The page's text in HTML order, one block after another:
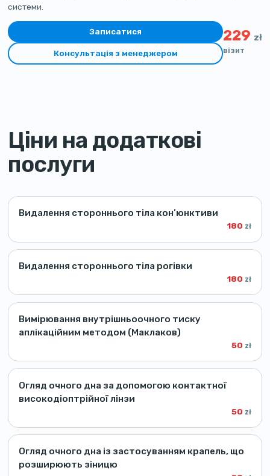
системи.
Записатися
Консультація з менеджером
229 zł
візит
Ціни на додаткові
послуги
Видалення стороннього тіла кон’юнктиви
180 zł
Видалення стороннього тіла рогівки
180 zł
Вимірювання внутрішньоочного тиску
аплікаційним методом (Маклаков)
50 zł
Огляд очного дна за допомогою контактної
високодіоптрійної лінзи
50 zł
Огляд очного дна із застосуванням крапель, що
розширюють зіницю